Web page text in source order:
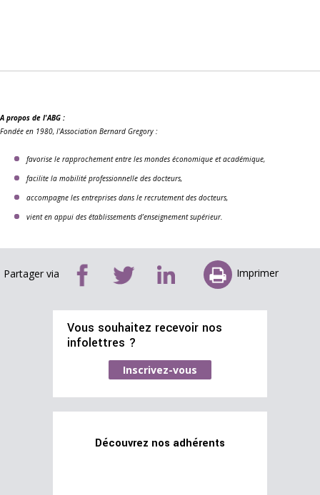
A propos de l'ABG :
Fondée en 1980, l'Association Bernard Gregory :
favorise le rapprochement entre les mondes économique et académique,
facilite la mobilité professionnelle des docteurs,
accompagne les entreprises dans le recrutement des docteurs,
vient en appui des établissements d’enseignement supérieur.
Partager via Imprimer
Vous souhaitez recevoir nos
infolettres ?
Inscrivez-vous
Découvrez nos adhérents